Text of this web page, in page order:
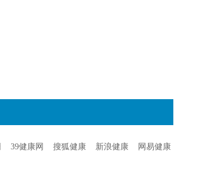
39健康网 搜狐健康 新浪健康
网易健康